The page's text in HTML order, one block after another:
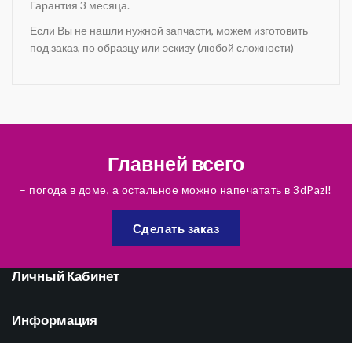
Гарантия 3 месяца.
Если Вы не нашли нужной запчасти, можем изготовить
под заказ, по образцу или эскизу (любой сложности)
Главней всего
– погода в доме, а остальное можно напечатать в 3dPazl!
Сделать заказ
Личный Кабинет
Информация